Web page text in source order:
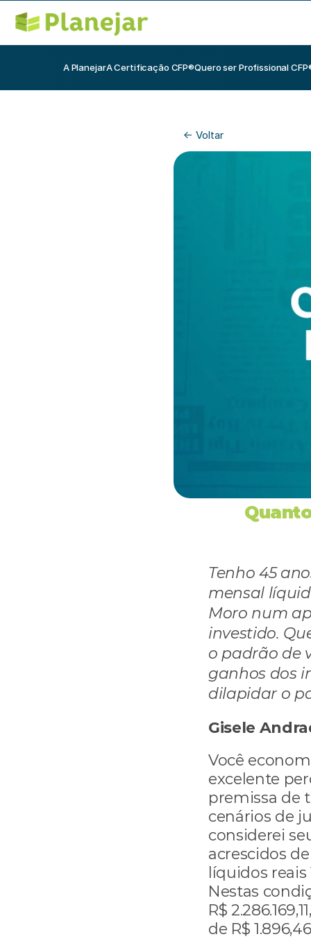
A PlanejarA Certificação CFP®Quero ser Profissional
<- Voltar
Tenho 45
mensal
Moro num
investido.
o padrão de
ganhos dos
dilapidar o
Gisele
Você
excelente
premissa de
cenários de
considerei
acrescidos
líquidos reais
Nestas
R$
de R$